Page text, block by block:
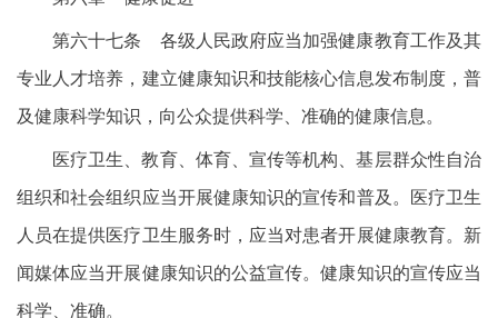
第六十七条 各级人民政府应当加强健康教育工作及其
专业人才培养，建立健康知识和技能核心信息发布制度，普
及健康科学知识，向公众提供科学、准确的健康信息。
医疗卫生、教育、体育、宣传等机构、基层群众性自治
组织和社会组织应当开展健康知识的宣传和普及。医疗卫生
人员在提供医疗卫生服务时，应当对患者开展健康教育。新
闻媒体应当开展健康知识的公益宣传。健康知识的宣传应当
科学、准确。